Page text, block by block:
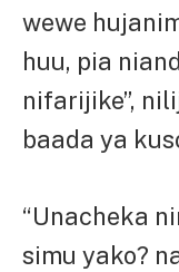
wewe
huu, pia
nifarijike”,
baada ya
“Unacheka
simu yako?